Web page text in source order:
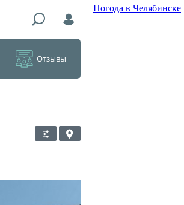
Погода в Челябинске
Отзывы